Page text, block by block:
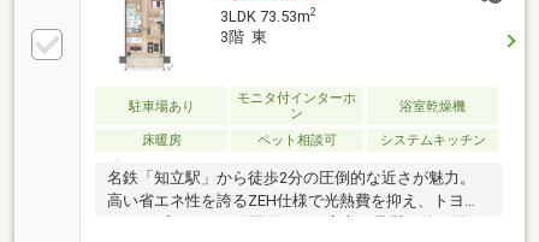
3LDK 73.53m2
3階 東
駐車場あり
モニタ付インターホ
ン
浴室乾燥機
床暖房 ペット相談可 システムキッチン
名鉄「知立駅」から徒歩2分の圧倒的な近さが魅力。
高い省エネ性を誇るZEH仕様で光熱費を抑え、トヨタ